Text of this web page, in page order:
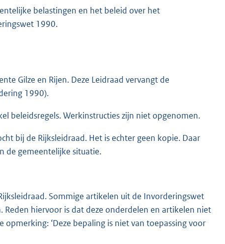
belastingen en het beleid over het
1990.
Gilze en Rijen. Deze Leidraad vervangt de
1990).
beleidsregels. Werkinstructies zijn niet opgenomen.
bij de Rijksleidraad. Het is echter geen kopie. Daar
de gemeentelijke situatie.
Sommige artikelen uit de Invorderingswet
hiervoor is dat deze onderdelen en artikelen niet
‘Deze bepaling is niet van toepassing voor